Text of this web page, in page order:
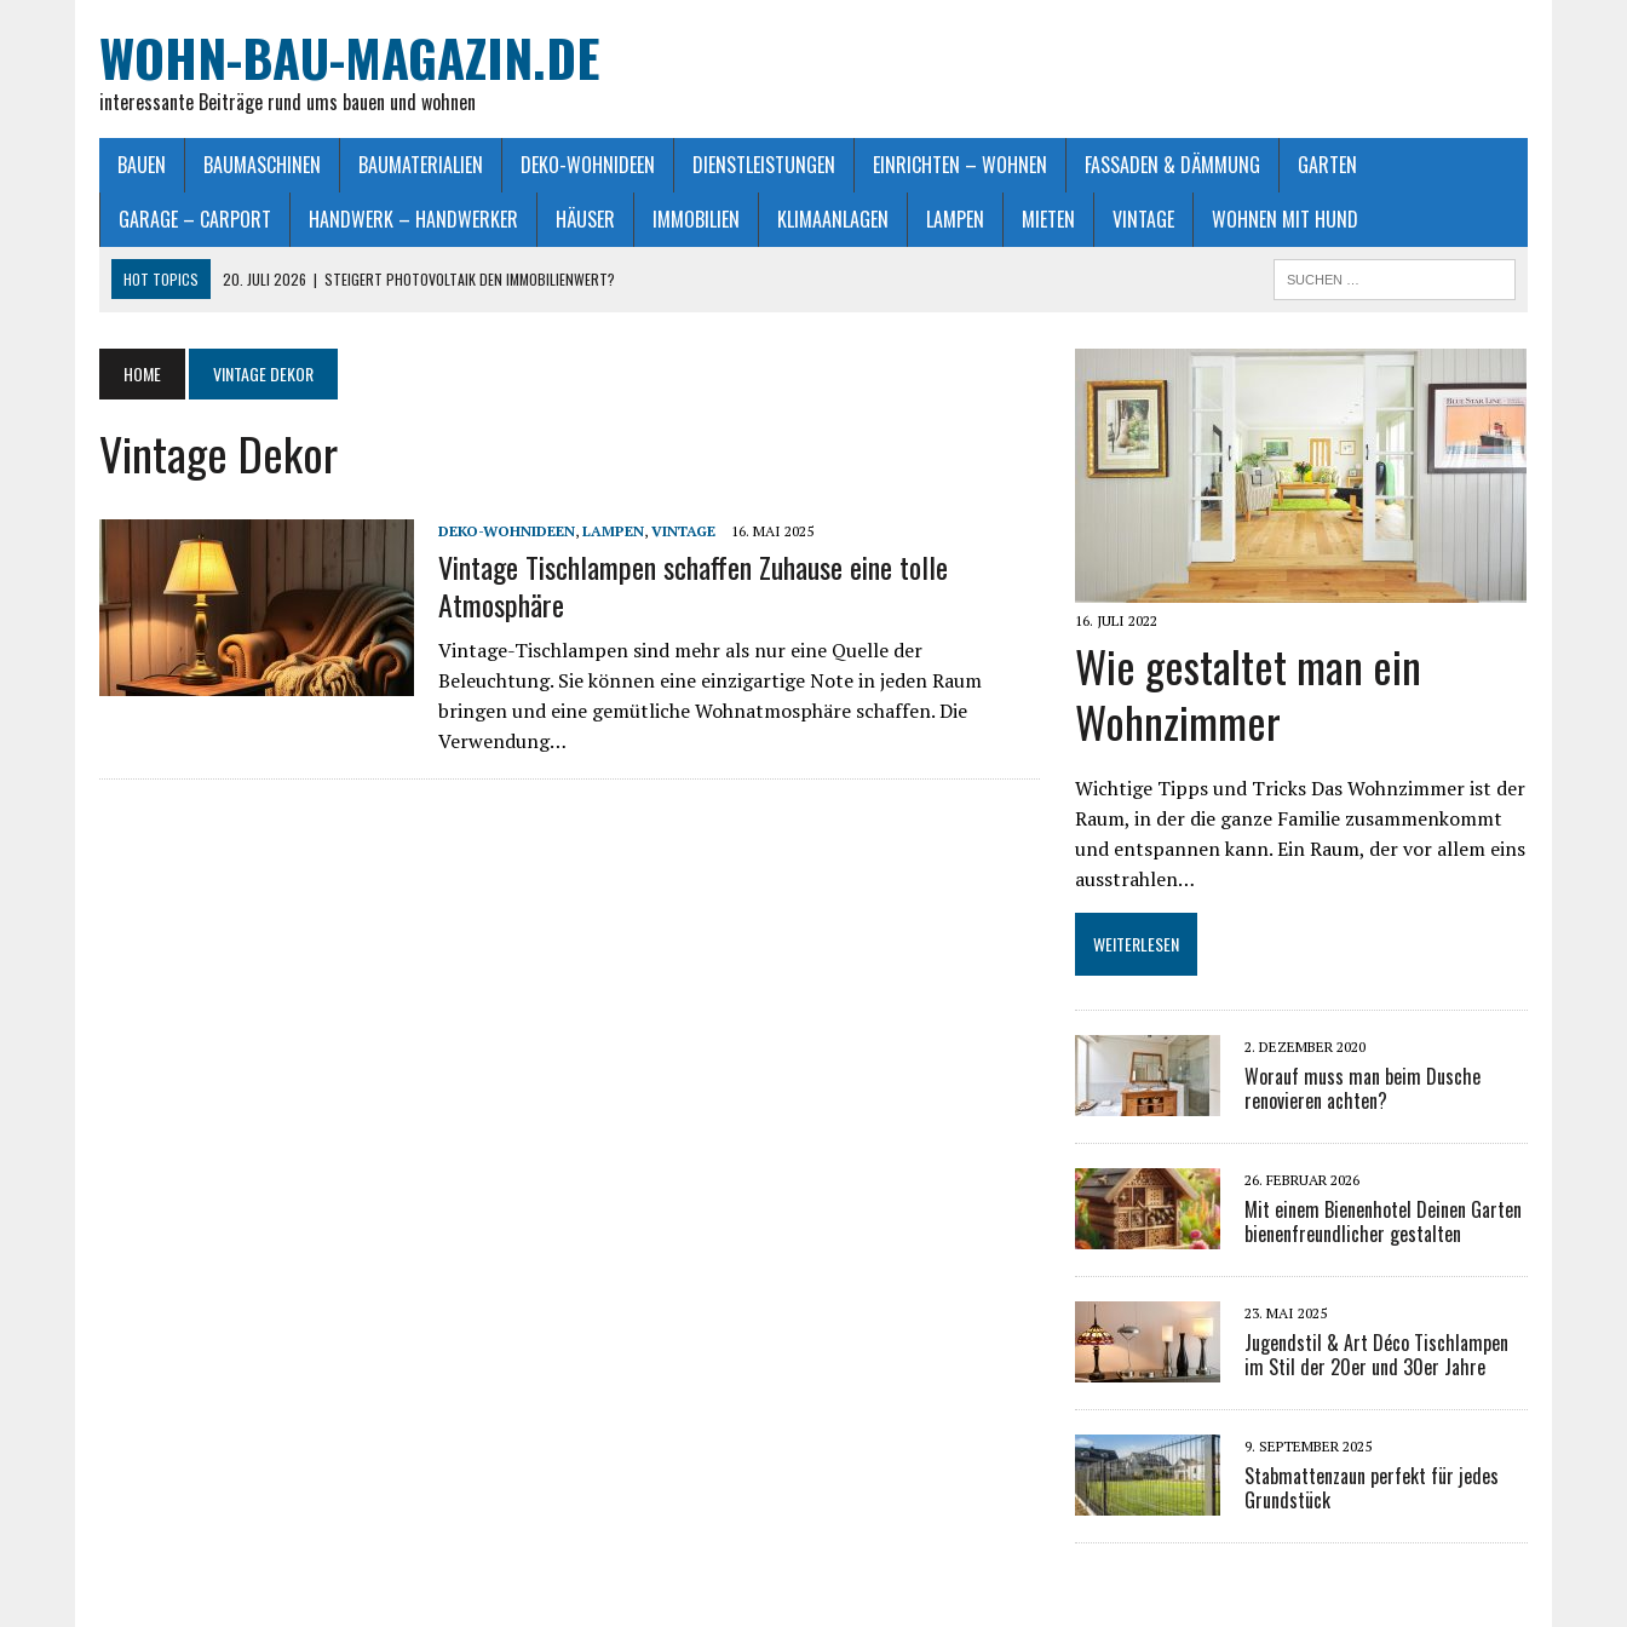
WOHN-BAU-MAGAZIN.DE
interessante Beiträge rund ums bauen und wohnen
BAUEN BAUMASCHINEN BAUMATERIALIEN DEKO-WOHNIDEEN DIENSTLEISTUNGEN EINRICHTEN – WOHNEN FASSADEN & DÄMMUNG
GARTEN
GARAGE – CARPORT
HANDWERK – HANDWERKER HÄUSER IMMOBILIEN KLIMAANLAGEN LAMPEN MIETEN VINTAGE WOHNEN MIT HUND
HOT TOPICS 20. JULI 2026 | STEIGERT PHOTOVOLTAIK DEN IMMOBILIENWERT?
25. JUNI 2026 | FRANZÖSISCHES DOPPELBETT: MASSE, VORTEILE UND KAUFBERATUNG
23. JULI 2026
SO EINFACH GELINGT – DIE PERFEKTE TERRASSENGESTALTUNG
HOME VINTAGE DEKOR
Vintage Dekor
DEKO-WOHNIDEEN, LAMPEN, VINTAGE 16. MAI 2025
Vintage Tischlampen schaffen Zuhause eine tolle
Atmosphäre
Vintage-Tischlampen sind mehr als nur eine Quelle der
Beleuchtung. Sie können eine einzigartige Note in jeden Raum
bringen und eine gemütliche Wohnatmosphäre schaffen. Die
Verwendung…
16. JULI 2022
Wie gestaltet man ein
Wohnzimmer
Wichtige Tipps und Tricks Das Wohnzimmer ist der
Raum, in der die ganze Familie zusammenkommt
und entspannen kann. Ein Raum, der vor allem eins
ausstrahlen…
WEITERLESEN
2. DEZEMBER 2020
Worauf muss man beim Dusche
renovieren achten?
26. FEBRUAR 2026
Mit einem Bienenhotel Deinen Garten
bienenfreundlicher gestalten
23. MAI 2025
Jugendstil & Art Déco Tischlampen
im Stil der 20er und 30er Jahre
9. SEPTEMBER 2025
Stabmattenzaun perfekt für jedes
Grundstück